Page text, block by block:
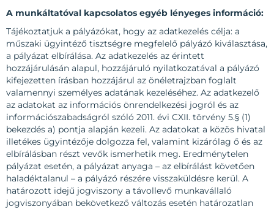
A munkáltatóval kapcsolatos egyéb lényeges információ:
Tájékoztatjuk a pályázókat, hogy az adatkezelés célja: a
műszaki ügyintéző tisztségre megfelelő pályázó kiválasztása,
a pályázat elbírálása. Az adatkezelés az érintett
hozzájárulásán alapul, hozzájáruló nyilatkozatával a pályázó
kifejezetten írásban hozzájárul az önéletrajzban foglalt
valamennyi személyes adatának kezeléséhez. Az adatkezelő
az adatokat az információs önrendelkezési jogról és az
információszabadságról szóló 2011. évi CXII. törvény 5.§ (1)
bekezdés a) pontja alapján kezeli. Az adatokat a közös hivatal
illetékes ügyintézője dolgozza fel, valamint kizárólag ő és az
elbírálásban részt vevők ismerhetik meg. Eredménytelen
pályázat esetén, a pályázat anyaga – az elbírálást követően
haladéktalanul – a pályázó részére visszaküldésre kerül. A
határozott idejű jogviszony a távollevő munkavállaló
jogviszonyában bekövetkező változás esetén határozatlan